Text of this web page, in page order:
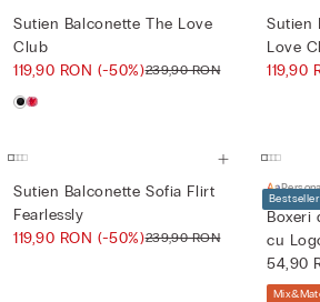
Sutien Balconette The Love
Club
119,90 RON(-50%)239,90 RON
Sutien
Love
119,90
Sutien Balconette Sofia Flirt
Fearlessly
119,90 RON(-50%)239,90 RON
Bestseller
Boxeri
cu
54,90